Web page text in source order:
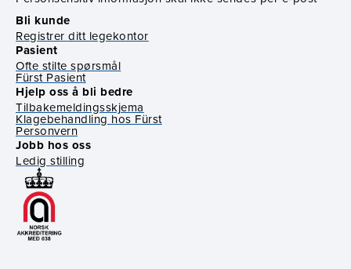
Bli kunde
Registrer ditt legekontor
Pasient
Ofte stilte spørsmål
Fürst Pasient
Hjelp oss å bli bedre
Tilbakemeldingsskjema
Klagebehandling hos Fürst
Personvern
Jobb hos oss
Ledig stilling